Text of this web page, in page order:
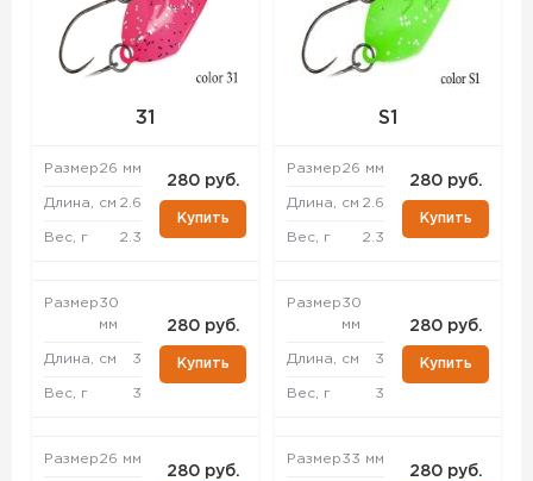
31
Размер26 мм
Длина, см 2.6
Вес, г 2.3
280 руб.
Купить
Размер30
мм
Длина, см 3
Вес, г 3
280 руб.
Купить
Размер26 мм
280 руб.
S1
Размер26 мм
Длина, см 2.6
Вес, г 2.3
280 руб.
Купить
Размер30
мм
Длина, см 3
Вес, г 3
280 руб.
Купить
Размер33 мм
280 руб.